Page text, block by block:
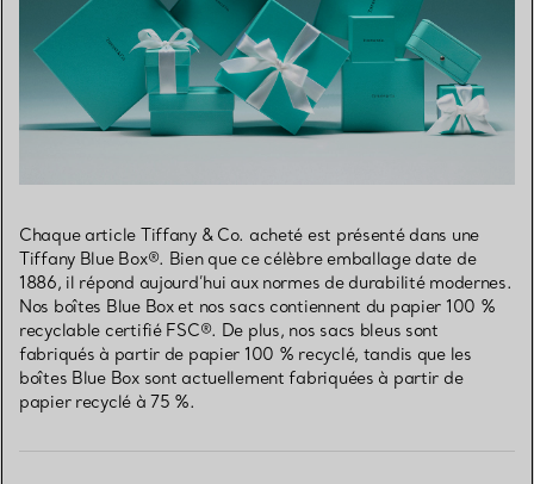
Chaque article Tiffany & Co. acheté est présenté dans une
Tiffany Blue Box®. Bien que ce célèbre emballage date de
1886, il répond aujourd’hui aux normes de durabilité modernes.
Nos boîtes Blue Box et nos sacs contiennent du papier 100 %
recyclable certifié FSC®. De plus, nos sacs bleus sont
fabriqués à partir de papier 100 % recyclé, tandis que les
boîtes Blue Box sont actuellement fabriquées à partir de
papier recyclé à 75 %.